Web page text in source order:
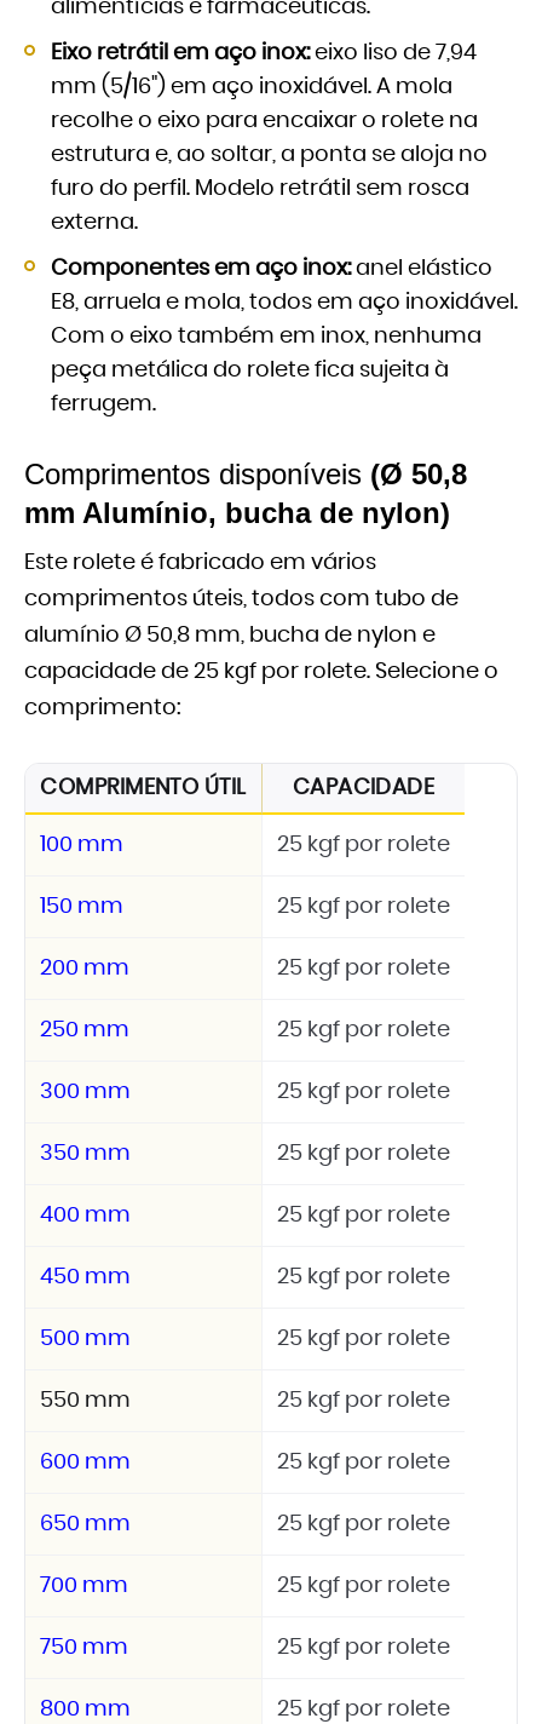
alimentícias e farmacêuticas.
Eixo retrátil em aço inox:eixo liso de 7,94
mm (5/16") em aço inoxidável. A mola
recolhe o eixo para encaixar o rolete na
estrutura e, ao soltar, a ponta se aloja no
furo do perfil. Modelo retrátil sem rosca
externa.
Componentes em aço inox:anel elástico
E8, arruela e mola, todos em aço inoxidável.
Com o eixo também em inox, nenhuma
peça metálica do rolete fica sujeita à
ferrugem.
Comprimentos disponíveis (Ø 50,8
mm Alumínio, bucha de nylon)
Este rolete é fabricado em vários
comprimentos úteis, todos com tubo de
alumínio Ø 50,8 mm, bucha de nylon e
capacidade de 25 kgf por rolete. Selecione o
comprimento:
COMPRIMENTO ÚTIL CAPACIDADE
100 mm 25 kgf por rolete
150 mm 25 kgf por rolete
200 mm 25 kgf por rolete
250 mm 25 kgf por rolete
300 mm 25 kgf por rolete
350 mm 25 kgf por rolete
400 mm 25 kgf por rolete
450 mm 25 kgf por rolete
500 mm 25 kgf por rolete
550 mm 25 kgf por rolete
600 mm 25 kgf por rolete
650 mm 25 kgf por rolete
700 mm 25 kgf por rolete
750 mm 25 kgf por rolete
800 mm 25 kgf por rolete